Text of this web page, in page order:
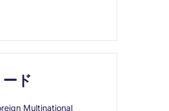
ド
Multinational